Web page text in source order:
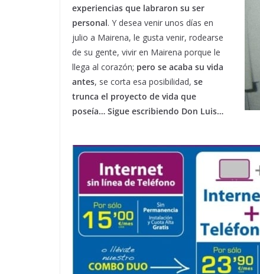
experiencias que labraron su ser
personal. Y desea venir unos días en
julio a Mairena, le gusta venir, rodearse
de su gente, vivir en Mairena porque le
llega al corazón; pero se acaba su vida
antes, se corta esa posibilidad, se
trunca el proyecto de vida que
poseía… Sigue escribiendo Don Luis…